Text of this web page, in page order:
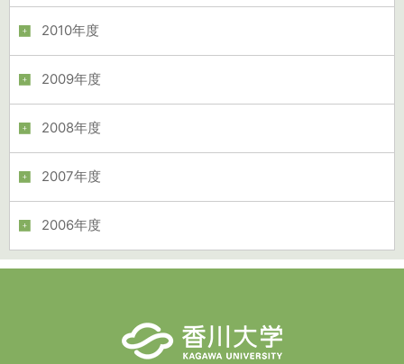
2010年度
2009年度
2008年度
2007年度
2006年度